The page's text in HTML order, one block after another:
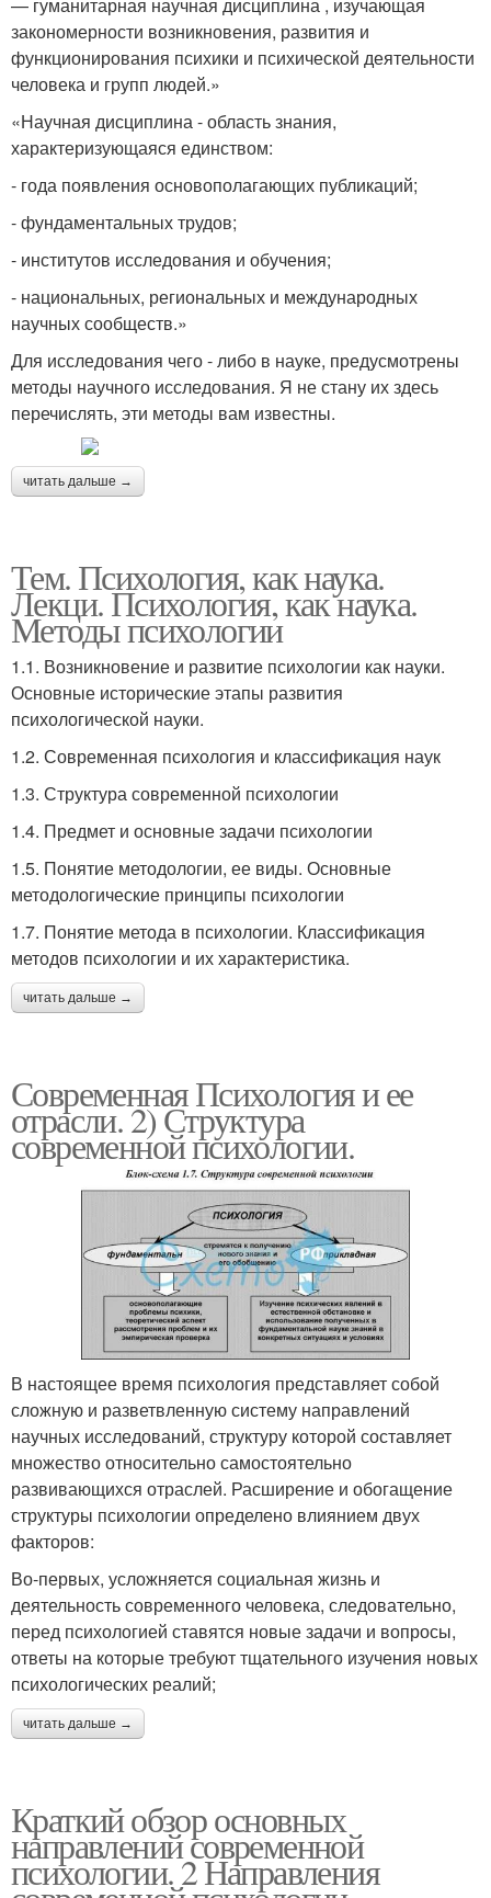
закономерности возникновения, развития и
функционирования психики и психической деятельности
человека и групп людей.»
«Научная дисциплина - область знания,
характеризующаяся единством:
- года появления основополагающих публикаций;
- фундаментальных трудов;
- институтов исследования и обучения;
- национальных, региональных и международных
научных сообществ.»
Для исследования чего - либо в науке, предусмотрены
методы научного исследования. Я не стану их здесь
перечислять, эти методы вам известны.
читать дальше →
Тем. Психология, как наука.
Лекци. Психология, как наука.
Методы психологии
1.1. Возникновение и развитие психологии как науки.
Основные исторические этапы развития
психологической науки.
1.2. Современная психология и классификация наук
1.3. Структура современной психологии
1.4. Предмет и основные задачи психологии
1.5. Понятие методологии, ее виды. Основные
методологические принципы психологии
1.7. Понятие метода в психологии. Классификация
методов психологии и их характеристика.
читать дальше →
Современная Психология и ее
отрасли. 2) Структура
современной психологии.
В настоящее время психология представляет собой
сложную и разветвленную систему направлений
научных исследований, структуру которой составляет
множество относительно самостоятельно
развивающихся отраслей. Расширение и обогащение
структуры психологии определено влиянием двух
факторов:
Во-первых, усложняется социальная жизнь и
деятельность современного человека, следовательно,
перед психологией ставятся новые задачи и вопросы,
ответы на которые требуют тщательного изучения новых
психологических реалий;
читать дальше →
Краткий обзор основных
направлений современной
психологии. 2 Направления